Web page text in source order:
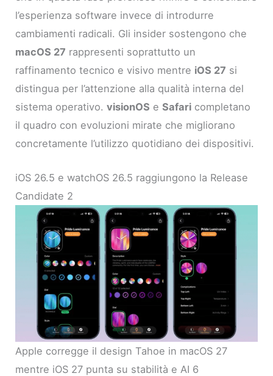
l’esperienza software invece di introdurre
cambiamenti radicali. Gli insider sostengono che
macOS 27 rappresenti soprattutto un
raffinamento tecnico e visivo mentre iOS 27 si
distingua per l’attenzione alla qualità interna del
sistema operativo.visionOS eSafari completano
il quadro con evoluzioni mirate che migliorano
concretamente l’utilizzo quotidiano dei dispositivi.
iOS 26.5 e watchOS 26.5 raggiungono la Release
Candidate 2
Apple corregge il design Tahoe in macOS 27
mentre iOS 27 punta su stabilità e AI 6